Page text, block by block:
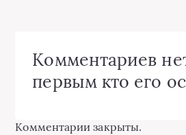
Комментариев
первым кто его
Комментарии закрыты.